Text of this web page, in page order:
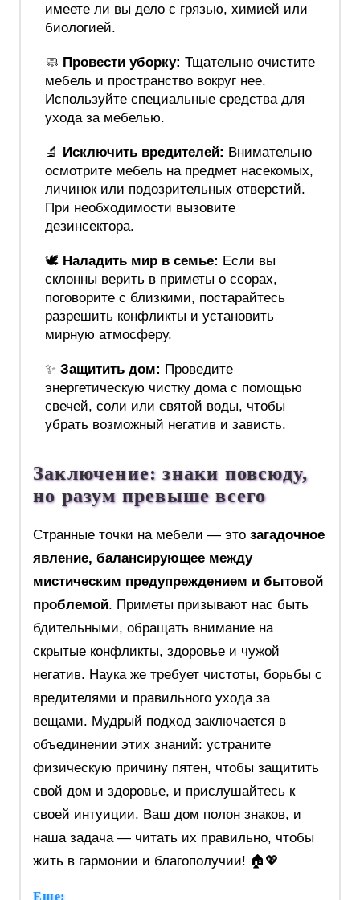
имеете ли вы дело с грязью, химией или
биологией.
🧼 Провести уборку: Тщательно очистите
мебель и пространство вокруг нее.
Используйте специальные средства для
ухода за мебелью.
🔬 Исключить вредителей: Внимательно
осмотрите мебель на предмет насекомых,
личинок или подозрительных отверстий.
При необходимости вызовите
дезинсектора.
🕊️ Наладить мир в семье: Если вы
склонны верить в приметы о ссорах,
поговорите с близкими, постарайтесь
разрешить конфликты и установить
мирную атмосферу.
✨ Защитить дом: Проведите
энергетическую чистку дома с помощью
свечей, соли или святой воды, чтобы
убрать возможный негатив и зависть.
Заключение: знаки повсюду,
но разум превыше всего
Странные точки на мебели — это загадочное
явление, балансирующее между
мистическим предупреждением и бытовой
проблемой. Приметы призывают нас быть
бдительными, обращать внимание на
скрытые конфликты, здоровье и чужой
негатив. Наука же требует чистоты, борьбы с
вредителями и правильного ухода за
вещами. Мудрый подход заключается в
объединении этих знаний: устраните
физическую причину пятен, чтобы защитить
свой дом и здоровье, и прислушайтесь к
своей интуиции. Ваш дом полон знаков, и
наша задача — читать их правильно, чтобы
жить в гармонии и благополучии! 🏠💖
Еще: